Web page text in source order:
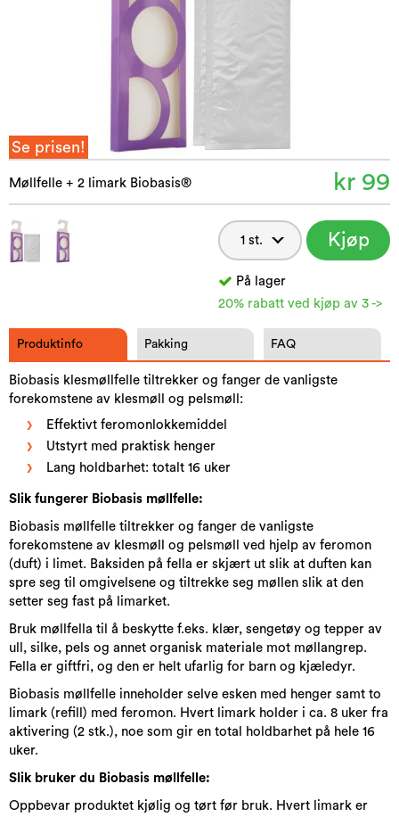
Se prisen!
Møllfelle + 2 limark Biobasis® kr 99
Kjøp
På lager
20% rabatt ved kjøp av 3 ->
Produktinfo Pakking FAQ
Biobasis klesmøllfelle tiltrekker og fanger de vanligste
forekomstene av klesmøll og pelsmøll:
Effektivt feromonlokkemiddel
Utstyrt med praktisk henger
Lang holdbarhet: totalt 16 uker
Slik fungerer Biobasis møllfelle:
Biobasis møllfelle tiltrekker og fanger de vanligste
forekomstene av klesmøll og pelsmøll ved hjelp av feromon
(duft) i limet. Baksiden på fella er skjært ut slik at duften kan
spre seg til omgivelsene og tiltrekke seg møllen slik at den
setter seg fast på limarket.
Bruk møllfella til å beskytte f.eks. klær, sengetøy og tepper av
ull, silke, pels og annet organisk materiale mot møllangrep.
Fella er giftfri, og den er helt ufarlig for barn og kjæledyr.
Biobasis møllfelle inneholder selve esken med henger samt to
limark (refill) med feromon. Hvert limark holder i ca. 8 uker fra
aktivering (2 stk.), noe som gir en total holdbarhet på hele 16
uker.
Slik bruker du Biobasis møllfelle:
Oppbevar produktet kjølig og tørt før bruk. Hvert limark er